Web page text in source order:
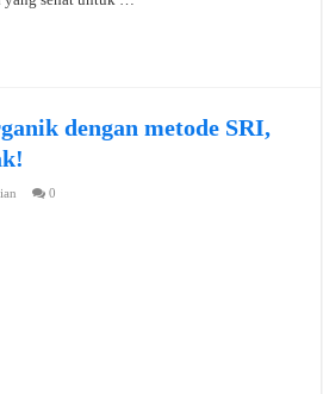
dengan metode SRI,
0